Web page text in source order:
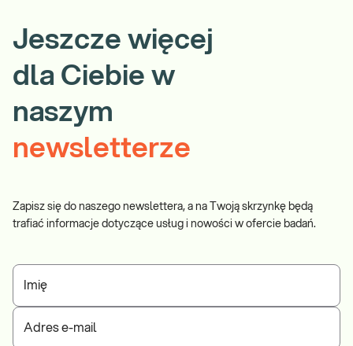
Jeszcze więcej
dla Ciebie w
naszym
newsletterze
Zapisz się do naszego newslettera, a na Twoją skrzynkę będą
trafiać informacje dotyczące usług i nowości w ofercie badań.
Imię
Adres e-mail